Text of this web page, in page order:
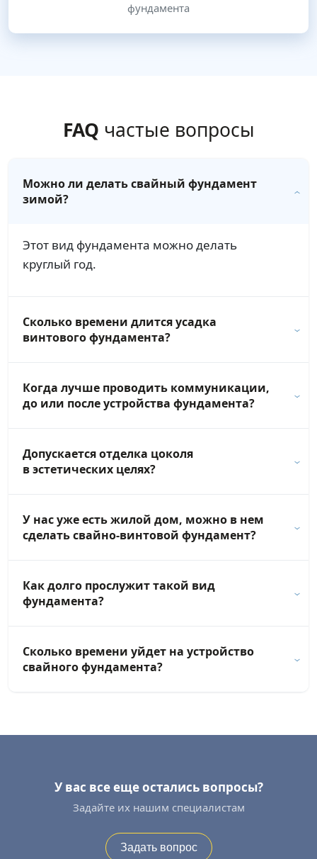
фундамента
FAQ частые вопросы
Можно ли делать свайный фундамент
зимой?
Этот вид фундамента можно делать
круглый год.
Сколько времени длится усадка
винтового фундамента?
Когда лучше проводить коммуникации,
до или после устройства фундамента?
Допускается отделка цоколя
в эстетических целях?
У нас уже есть жилой дом, можно в нем
сделать свайно-винтовой фундамент?
Как долго прослужит такой вид
фундамента?
Сколько времени уйдет на устройство
свайного фундамента?
У вас все еще остались вопросы?
Задайте их нашим специалистам
Задать вопрос